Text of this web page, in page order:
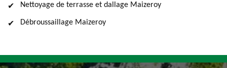
Nettoyage de terrasse et dallage Maizeroy
Débroussaillage Maizeroy